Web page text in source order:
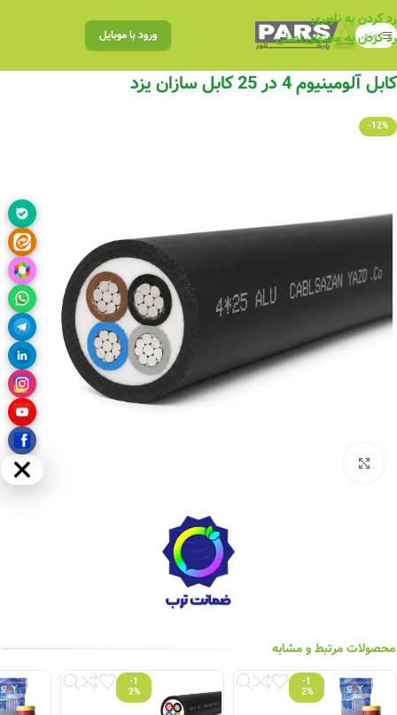
رد کردن به ناوبری
رد کردن به محتوای اصلی
منو ورود با موبایل
کابل آلومینیوم 4 در 25 کابل سازان یزد
-12%
محصولات مرتبط و مشابه
-1
2%
-1
2%